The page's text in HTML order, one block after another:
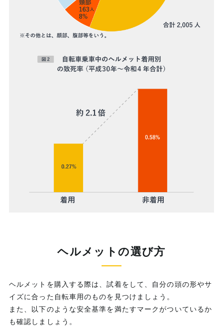
ヘルメットの選び方
ヘルメットを購入する際は、試着をして、自分の頭の形やサ
イズに合った自転車用のものを見つけましょう。
また、以下のような安全基準を満たすマークがついているか
も確認しましょう。